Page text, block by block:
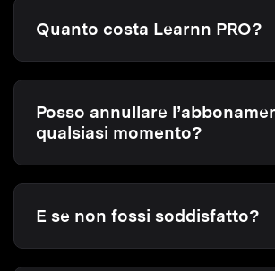
Quanto costa Learnn PRO?
Posso annullare
qualsiasi momento?
E se non fossi soddisfatto?